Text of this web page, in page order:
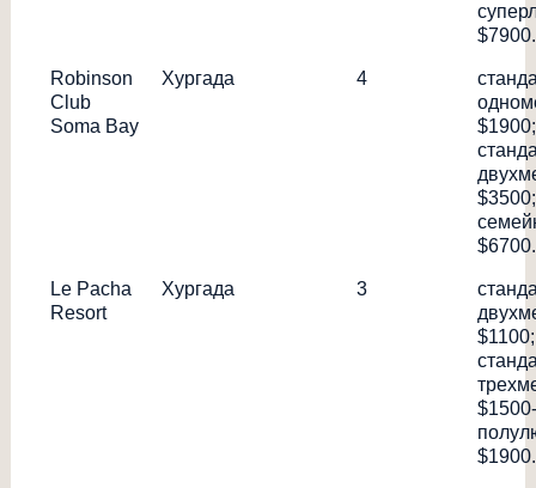
$7900.
Robinson
Club
Soma Bay
Хургада 4
$1900;
$3500;
$6700.
Le Pacha
Resort
Хургада 3
$1100;
$1900.